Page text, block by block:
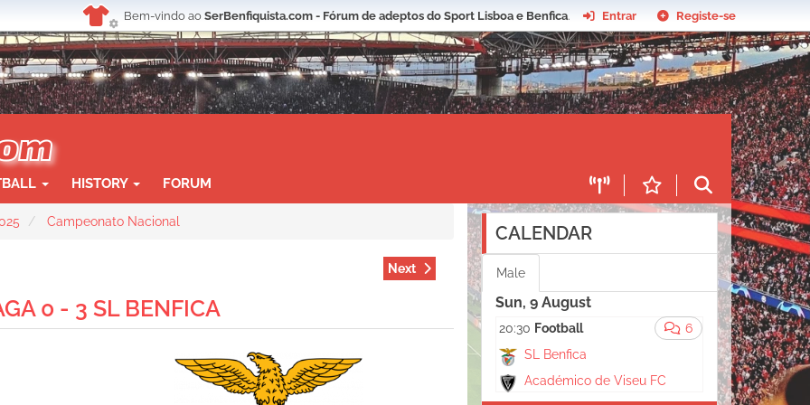
Bem-vindo ao SerBenfiquista.com - Fórum de adeptos do Sport Lisboa e Benfica. Entrar Registe-se
HISTORY FORUM
Campeonato Nacional
Next
0 - 3 SL BENFICA
CALENDAR
Male
Sun, 9 August
6
20:30 Football
SL Benfica
Académico de Viseu FC